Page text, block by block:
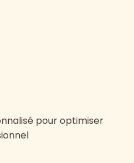
pour optimiser